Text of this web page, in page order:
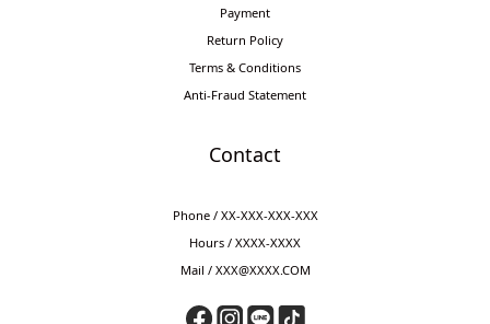
Payment
Return Policy
Terms & Conditions
Anti-Fraud Statement
Contact
Phone / XX-XXX-XXX-XXX
Hours / XXXX-XXXX
Mail / XXX@XXXX.COM